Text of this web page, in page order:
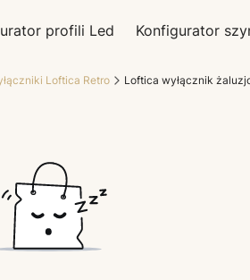
profili Led Konfigurator
Loftica Retro Loftica wyłącznik